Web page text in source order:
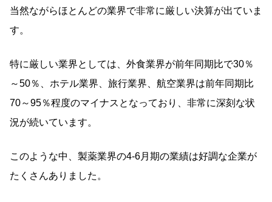
当然ながらほとんどの業界で非常に厳しい決算が出ていま
す。
特に厳しい業界としては、外食業界が前年同期比で30％
～50％、ホテル業界、旅行業界、航空業界は前年同期比
70～95％程度のマイナスとなっており、非常に深刻な状
況が続いています。
このような中、製薬業界の4-6月期の業績は好調な企業が
たくさんありました。